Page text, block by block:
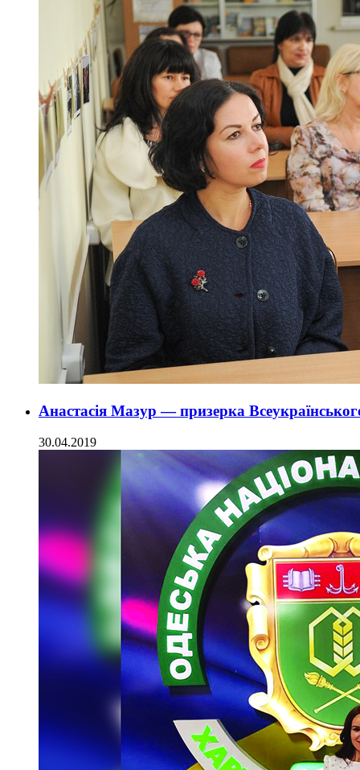
Анастасія Мазур — призерка
30.04.2019